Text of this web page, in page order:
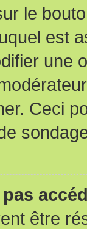
le
est
une
Ceci
être